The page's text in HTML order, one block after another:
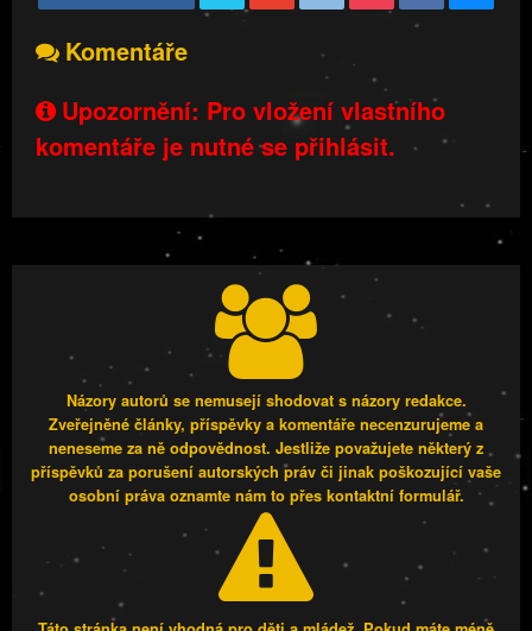
Komentáře
Upozornění: Pro vložení vlastního
komentáře je nutné se přihlásit.
Názory autorů se nemusejí shodovat s názory redakce.
Zveřejněné články, příspěvky a komentáře necenzurujeme a
neneseme za ně odpovědnost. Jestliže považujete některý z
příspěvků za porušení autorských práv či jinak poškozující vaše
osobní práva oznamte nám to přes kontaktní formulář.